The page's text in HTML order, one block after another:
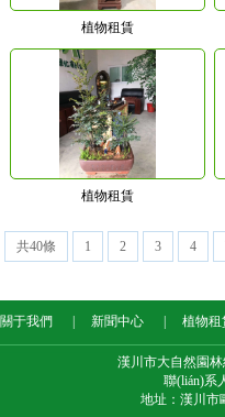
植物租賃
植物租賃
共40條 1 2 3 4
關于我們 新聞中心 植物租
漢川市大自然園
聯(lián)系
地址：漢川市